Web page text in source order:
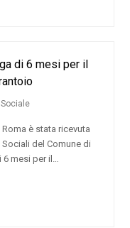
di 6 mesi per il
Sociale
è stata ricevuta
del Comune di
6 mesi per il…